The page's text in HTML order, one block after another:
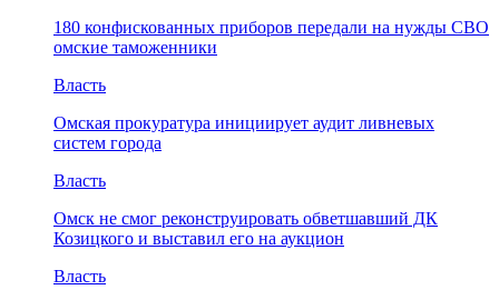
180 конфискованных приборов передали на нужды СВО
омские таможенники
Власть
Омская прокуратура инициирует аудит ливневых
систем города
Власть
Омск не смог реконструировать обветшавший ДК
Козицкого и выставил его на аукцион
Власть